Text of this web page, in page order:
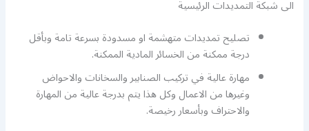
الى شبكة التمديدات الرئيسية
تصليح تمديدات متهشمة او مسدودة بسرعة تامة وبأقل
درجة ممكنة من الخسائر المادية الممكنة.
مهارة عالية في تركيب الصنابير والسخانات والاحواض
وغيرها من الاعمال وكل هذا يتم بدرجة عالية من المهارة
والاحتراف وبأسعار رخيصة.